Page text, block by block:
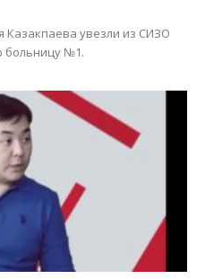
Казакпаева увезли из СИЗО
больницу №1.